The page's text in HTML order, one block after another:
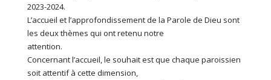
2023-2024.
L’accueil et l’approfondissement de la Parole de Dieu sont
les deux thèmes qui ont retenu notre
attention.
Concernant l’accueil, le souhait est que chaque paroissien
soit attentif à cette dimension,